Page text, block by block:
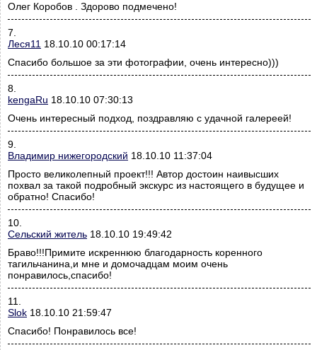
Олег Коробов . Здорово подмечено!
7.
Леся11 18.10.10 00:17:14
Спасибо большое за эти фотографии, очень интересно)))
8.
kengaRu 18.10.10 07:30:13
Очень интересный подход, поздравляю с удачной галереей!
9.
Владимир нижегородский 18.10.10 11:37:04
Просто великолепный проект!!! Автор достоин наивысших
похвал за такой подробный экскурс из настоящего в будущее и
обратно! Спасибо!
10.
Сельский житель 18.10.10 19:49:42
Браво!!!Примите искреннюю благодарность коренного
тагильчанина,и мне и домочадцам моим очень
понравилось,спасибо!
11.
Slok 18.10.10 21:59:47
Спасибо! Понравилось все!